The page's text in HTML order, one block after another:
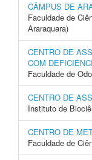
CÂMPUS DE
Faculdade de
Araraquara)
CENTRO DE
COM
Faculdade de
CENTRO DE
Instituto de
CENTRO DE
Faculdade de